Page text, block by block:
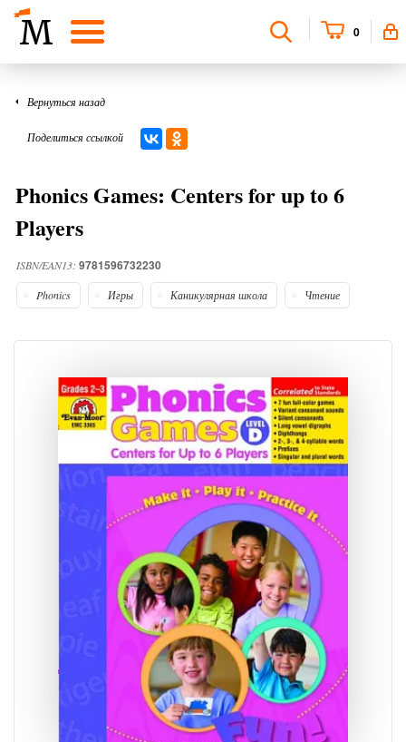
0
Вернуться назад
Поделиться ссылкой
Phonics Games: Centers for up to 6
Players
ISBN/EAN13: 9781596732230
Phonics Игры Каникулярная школа Чтение